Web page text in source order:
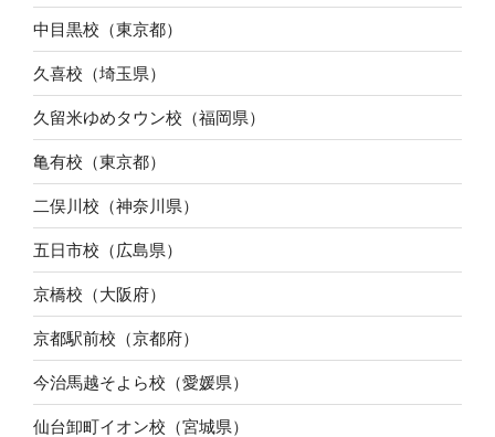
中目黒校（東京都）
久喜校（埼玉県）
久留米ゆめタウン校（福岡県）
亀有校（東京都）
二俣川校（神奈川県）
五日市校（広島県）
京橋校（大阪府）
京都駅前校（京都府）
今治馬越そよら校（愛媛県）
仙台卸町イオン校（宮城県）